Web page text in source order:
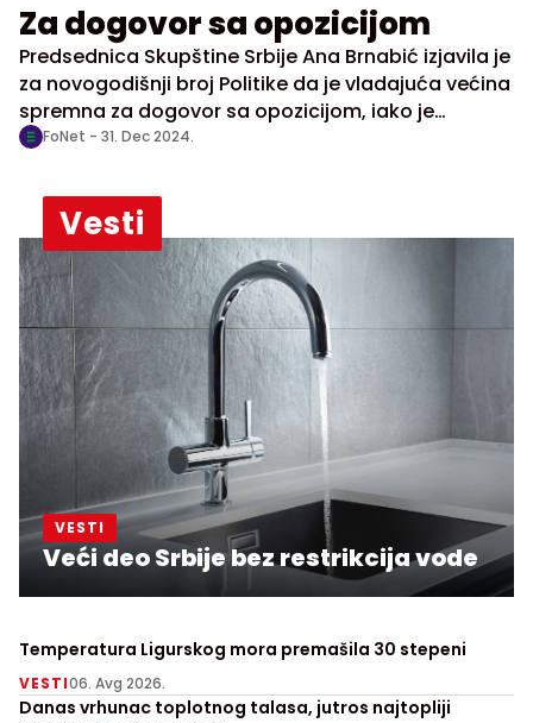
Za dogovor sa opozicijom
Predsednica Skupštine Srbije Ana Brnabić izjavila je
za novogodišnji broj Politike da je vladajuća većina
spremna za dogovor sa opozicijom, iako je
opozicione lidere okarakterisala kao ekstremiste.
FoNet - 31. Dec 2024.
Vesti
VESTI
Veći deo Srbije bez restrikcija vode
Temperatura Ligurskog mora premašila 30 stepeni
VESTI06. Avg 2026.
Danas vrhunac toplotnog talasa, jutros najtopliji